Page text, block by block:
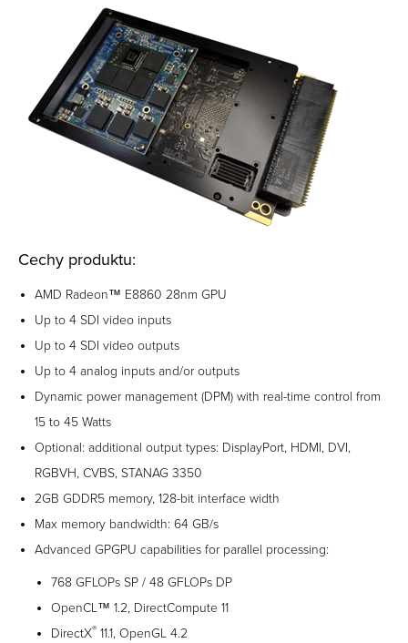
Cechy produktu:
AMD Radeon™ E8860 28nm GPU
Up to 4 SDI video inputs
Up to 4 SDI video outputs
Up to 4 analog inputs and/or outputs
Dynamic power management (DPM) with real-time control from
15 to 45 Watts
Optional: additional output types: DisplayPort, HDMI, DVI,
RGBVH, CVBS, STANAG 3350
2GB GDDR5 memory, 128-bit interface width
Max memory bandwidth: 64 GB/s
Advanced GPGPU capabilities for parallel processing:
768 GFLOPs SP / 48 GFLOPs DP
OpenCL™ 1.2, DirectCompute 11
DirectX® 11.1, OpenGL 4.2